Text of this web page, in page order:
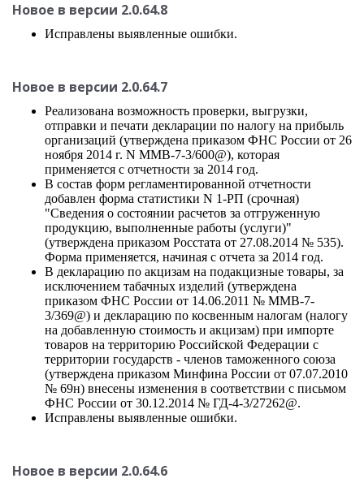
Новое в версии 2.0.64.8
Исправлены выявленные ошибки.
Новое в версии 2.0.64.7
Реализована возможность проверки, выгрузки,
отправки и печати декларации по налогу на прибыль
организаций (утверждена приказом ФНС России от 26
ноября 2014 г. N ММВ-7-3/600@), которая
применяется с отчетности за 2014 год.
В состав форм регламентированной отчетности
добавлен форма статистики N 1-РП (срочная)
"Сведения о состоянии расчетов за отгруженную
продукцию, выполненные работы (услуги)"
(утверждена приказом Росстата от 27.08.2014 № 535).
Форма применяется, начиная с отчета за 2014 год.
В декларацию по акцизам на подакцизные товары, за
исключением табачных изделий (утверждена
приказом ФНС России от 14.06.2011 № ММВ-7-
3/369@) и декларацию по косвенным налогам (налогу
на добавленную стоимость и акцизам) при импорте
товаров на территорию Российской Федерации с
территории государств - членов таможенного союза
(утверждена приказом Минфина России от 07.07.2010
№ 69н) внесены изменения в соответствии с письмом
ФНС России от 30.12.2014 № ГД-4-3/27262@.
Исправлены выявленные ошибки.
Новое в версии 2.0.64.6